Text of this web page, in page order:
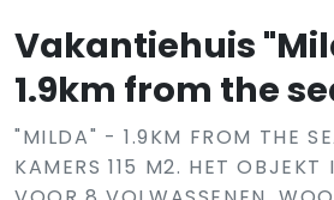
Vakantiehuis
1.9km from the
"MILDA" - 1.9KM FROM THE
KAMERS 115 M2. HET OBJEKT